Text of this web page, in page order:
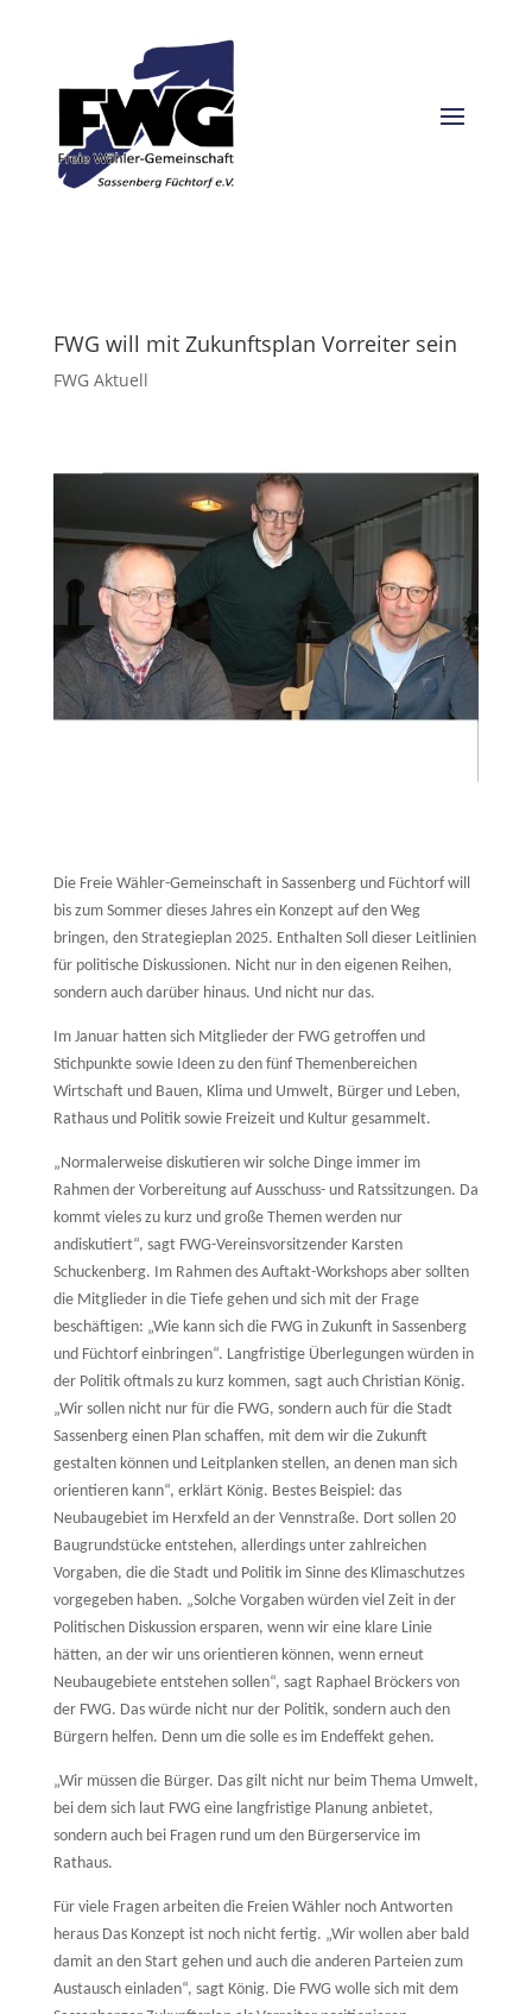
FWG will mit Zukunftsplan Vorreiter sein
FWG Aktuell
Die Freie Wähler-Gemeinschaft in Sassenberg und Füchtorf will
bis zum Sommer dieses Jahres ein Konzept auf den Weg
bringen, den Strategieplan 2025. Enthalten Soll dieser Leitlinien
für politische Diskussionen. Nicht nur in den eigenen Reihen,
sondern auch darüber hinaus. Und nicht nur das.
Im Januar hatten sich Mitglieder der FWG getroffen und
Stichpunkte sowie Ideen zu den fünf Themenbereichen
Wirtschaft und Bauen, Klima und Umwelt, Bürger und Leben,
Rathaus und Politik sowie Freizeit und Kultur gesammelt.
„Normalerweise diskutieren wir solche Dinge immer im
Rahmen der Vorbereitung auf Ausschuss- und Ratssitzungen. Da
kommt vieles zu kurz und große Themen werden nur
andiskutiert“, sagt FWG-Vereinsvorsitzender Karsten
Schuckenberg. Im Rahmen des Auftakt-Workshops aber sollten
die Mitglieder in die Tiefe gehen und sich mit der Frage
beschäftigen: „Wie kann sich die FWG in Zukunft in Sassenberg
und Füchtorf einbringen“. Langfristige Überlegungen würden in
der Politik oftmals zu kurz kommen, sagt auch Christian König.
„Wir sollen nicht nur für die FWG, sondern auch für die Stadt
Sassenberg einen Plan schaffen, mit dem wir die Zukunft
gestalten können und Leitplanken stellen, an denen man sich
orientieren kann“, erklärt König. Bestes Beispiel: das
Neubaugebiet im Herxfeld an der Vennstraße. Dort sollen 20
Baugrundstücke entstehen, allerdings unter zahlreichen
Vorgaben, die die Stadt und Politik im Sinne des Klimaschutzes
vorgegeben haben. „Solche Vorgaben würden viel Zeit in der
Politischen Diskussion ersparen, wenn wir eine klare Linie
hätten, an der wir uns orientieren können, wenn erneut
Neubaugebiete entstehen sollen“, sagt Raphael Bröckers von
der FWG. Das würde nicht nur der Politik, sondern auch den
Bürgern helfen. Denn um die solle es im Endeffekt gehen.
„Wir müssen die Bürger. Das gilt nicht nur beim Thema Umwelt,
bei dem sich laut FWG eine langfristige Planung anbietet,
sondern auch bei Fragen rund um den Bürgerservice im
Rathaus.
Für viele Fragen arbeiten die Freien Wähler noch Antworten
heraus Das Konzept ist noch nicht fertig. „Wir wollen aber bald
damit an den Start gehen und auch die anderen Parteien zum
Austausch einladen“, sagt König. Die FWG wolle sich mit dem